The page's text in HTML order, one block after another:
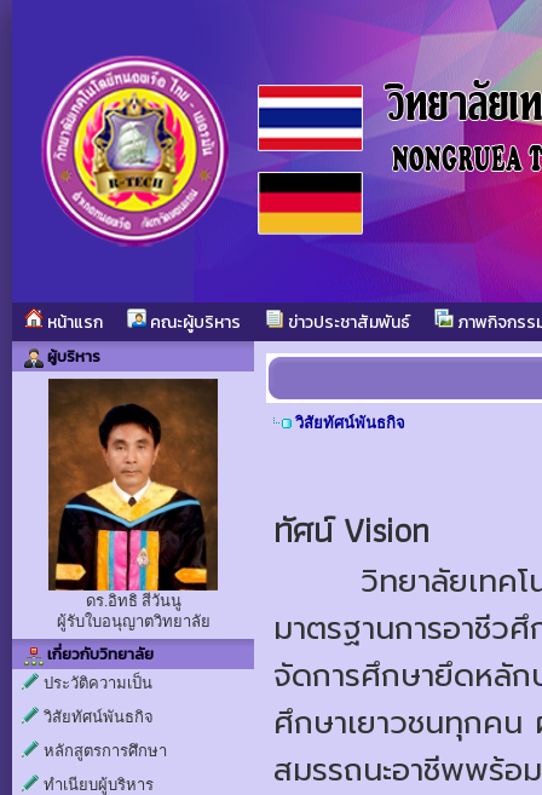
หน้าแรก คณะผู้บริหาร ข่าวประชาสัมพันธ์ ภาพกิจกรร
ผู้บริหาร
ดร.อิทธิ สีวันนู
ผู้รับใบอนุญาตวิทยาลัย
เกี่ยวกับวิทยาลัย
ประวัติความเป็น
วิสัยทัศน์พันธกิจ
หลักสูตรการศึกษา
ทำเนียบผู้บริหาร
วิสัยทัศน์พันธกิจ
ทัศน์ Vision
วิทยาลัยเทค
มาตรฐานการอาชีว
จัดการศึกษายึดหลัก
ศึกษาเยาวชนทุกคน
สมรรถนะอาชีพพร้อ